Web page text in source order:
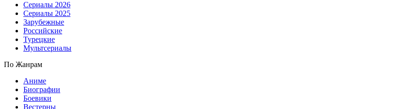
Сериалы 2026
Сериалы 2025
Зарубежные
Российские
Турецкие
Мультсериалы
По Жанрам
Аниме
Биографии
Боевики
Вестерны